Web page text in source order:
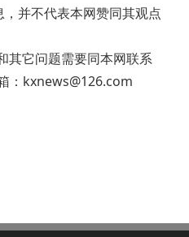
并不代表本网赞同其观点
其它问题需要同本网联系
：kxnews@126.com